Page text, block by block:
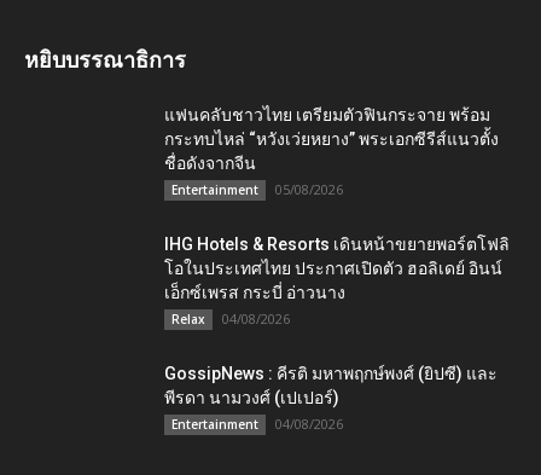
หยิบบรรณาธิการ
แฟนคลับชาวไทย เตรียมตัวฟินกระจาย พร้อม
กระทบไหล่ “หวังเว่ยหยาง” พระเอกซีรีส์แนวตั้ง
ชื่อดังจากจีน
Entertainment 05/08/2026
IHG Hotels & Resorts เดินหน้าขยายพอร์ตโฟลิ
โอในประเทศไทย ประกาศเปิดตัว ฮอลิเดย์ อินน์
เอ็กซ์เพรส กระบี่ อ่าวนาง
Relax 04/08/2026
GossipNews : คีรติ มหาพฤกษ์พงศ์ (ยิปซี) และ
พีรดา นามวงศ์ (เปเปอร์)
Entertainment 04/08/2026